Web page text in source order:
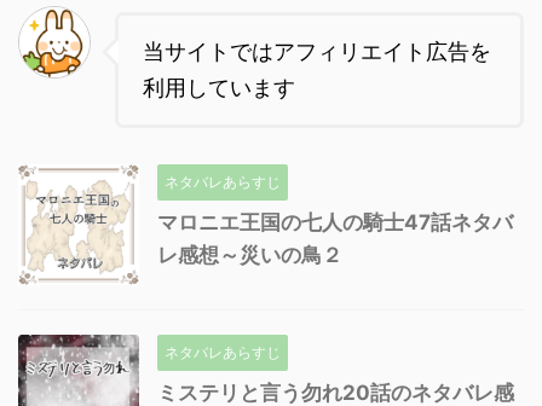
当サイトではアフィリエイト広告を
利用しています
ネタバレあらすじ
マロニエ王国の七人の騎士47話ネタバ
レ感想～災いの鳥２
ネタバレあらすじ
ミステリと言う勿れ20話のネタバレ感